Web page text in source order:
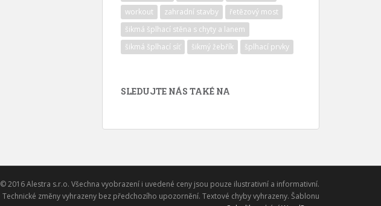
workout
zahradní stavby
řetězový most
šikmá šplhací stěna s chyty a lanem
šikmá šplhací síť
šikmý žebřík šplhací prvky
SLEDUJTE NÁS TAKÉ NA
© 2016 Alestra s.r.o. Všechna vyobrazení i uvedené ceny jsou pouze ilustrativní a informativní.
Technické změny vyhrazeny bez předchozího upozornění. Textové chyby vyhrazeny. Šablonu